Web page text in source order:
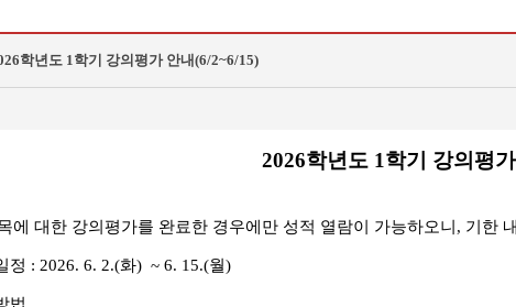
학년도 1학기 강의평가 안내(6/2~6/15)
2026학년도 1학기 강의평
에 대한 강의평가를 완료한 경우에만 성적 열람이 가능하오니, 기한
정 : 2026. 6. 2.(화) ~ 6. 15.(월)